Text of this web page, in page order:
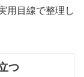
用目線で整理し
つ